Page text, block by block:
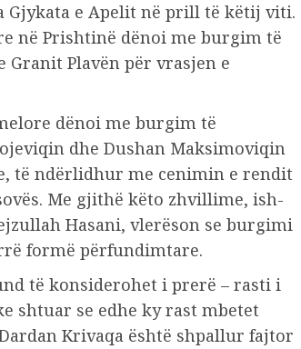
Gjykata e Apelit në prill të këtij viti.
në Prishtinë dënoi me burgim të
Plavën për vrasjen e
dënoi me burgim të
dhe Dushan Maksimoviqin
të ndërlidhur me cenimin e rendit
Me gjithë këto zhvillime, ish-
Hasani, vlerëson se burgimi
formë përfundimtare.
të konsiderohet i prerë – rasti i
shtuar se edhe ky rast mbetet
Krivaqa është shpallur fajtor